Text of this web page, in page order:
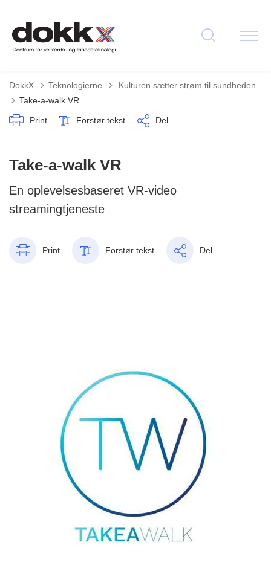
DokkX Teknologierne Tilbage til
Kulturen sætter strøm til sundheden
Take-a-walk VR
Print Forstør tekst Del
Take-a-walk VR
En oplevelsesbaseret VR-video
streamingtjeneste
Print Forstør tekst Del